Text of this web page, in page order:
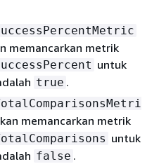
memancarkan metrik
untuk
true .
memancarkan metrik
untuk
false .